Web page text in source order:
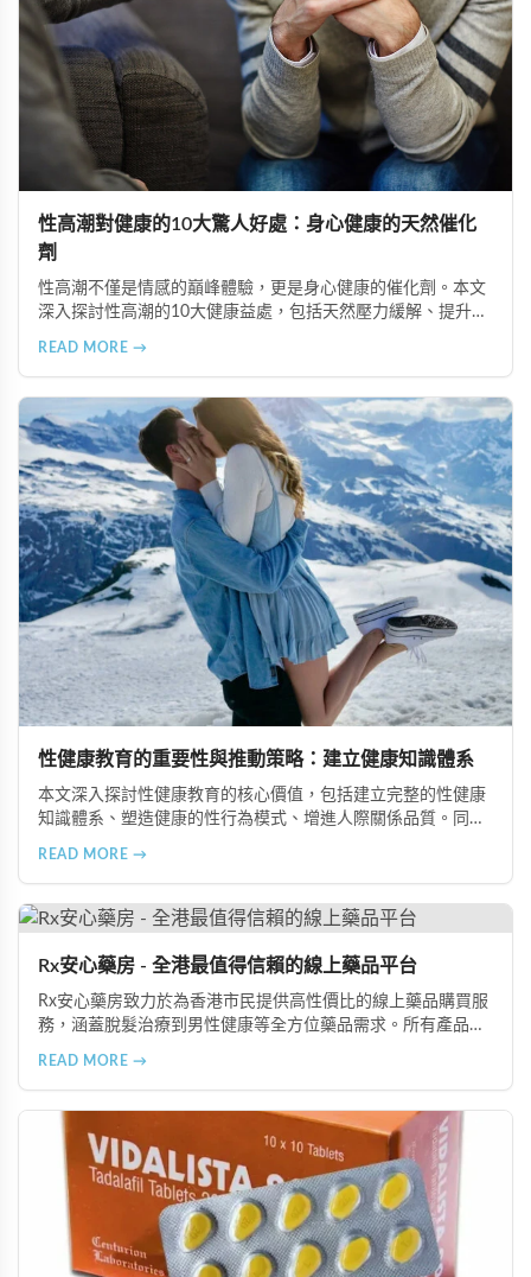
性高潮對健康的10大驚人好處：身心健康的天然催化
劑
性高潮不僅是情感的巔峰體驗，更是身心健康的催化劑。本文
深入探討性高潮的10大健康益處，包括天然壓力緩解、提升睡
情感連結。
READ MORE →
性健康教育的重要性與推動策略：建立健康知識體系
本文深入探討性健康教育的核心價值，包括建立完整的性健康
知識體系、塑造健康的性行為模式、增進人際關係品質。同時
READ MORE →
Rx安心藥房 - 全港最值得信賴的線上藥品平台
Rx安心藥房致力於為香港市民提供高性價比的線上藥品購買服
務，涵蓋脫髮治療到男性健康等全方位藥品需求。所有產品均
READ MORE →